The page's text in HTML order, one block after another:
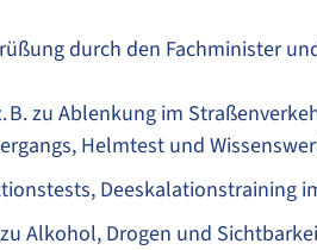
durch den Fachminister
B. zu Ablenkung im
Helmtest und
Deeskalationstraining
zu Alkohol, Drogen und